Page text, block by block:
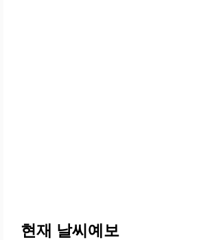
현재 날씨예보